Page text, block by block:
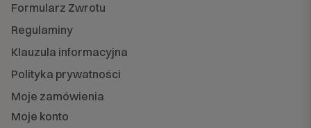
Formularz Zwrotu
Regulaminy
Klauzula informacyjna
Polityka prywatności
Moje zamówienia
Moje konto